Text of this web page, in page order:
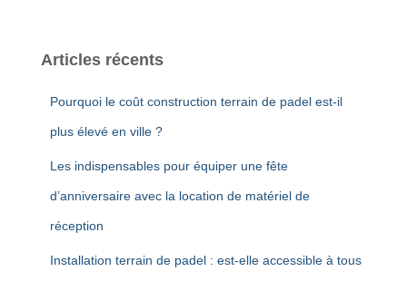
Articles récents
Pourquoi le coût construction terrain de padel est-il
plus élevé en ville ?
Les indispensables pour équiper une fête
d’anniversaire avec la location de matériel de
réception
Installation terrain de padel : est-elle accessible à tous